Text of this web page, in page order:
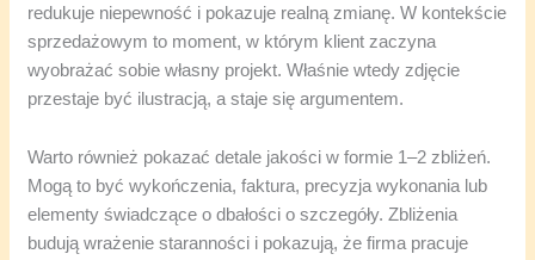
redukuje niepewność i pokazuje realną zmianę. W kontekście
sprzedażowym to moment, w którym klient zaczyna
wyobrażać sobie własny projekt. Właśnie wtedy zdjęcie
przestaje być ilustracją, a staje się argumentem.
Warto również pokazać detale jakości w formie 1–2 zbliżeń.
Mogą to być wykończenia, faktura, precyzja wykonania lub
elementy świadczące o dbałości o szczegóły. Zbliżenia
budują wrażenie staranności i pokazują, że firma pracuje